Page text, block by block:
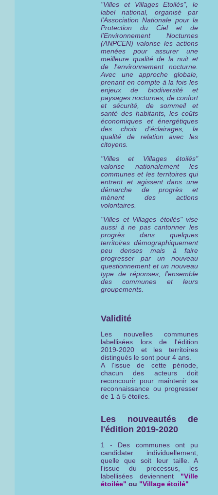
"Villes et Villages Etoilés", le
label national, organisé par
l'Association Nationale pour la
Protection du Ciel et de
l'Environnement Nocturnes
(ANPCEN) valorise les actions
menées pour assurer une
meilleure qualité de la nuit et
de l'environnement nocturne.
Avec une approche globale,
prenant en compte à la fois les
enjeux de biodiversité et
paysages nocturnes, de confort
et sécurité, de sommeil et
santé des habitants, les coûts
économiques et énergétiques
des choix d'éclairages, la
qualité de relation avec les
citoyens.
"Villes et Villages étoilés"
valorise nationalement les
communes et les territoires qui
entrent et agissent dans une
démarche de progrès et
mènent des actions
volontaires.
"Villes et Villages étoilés" vise
aussi à ne pas cantonner les
progrès dans quelques
territoires démographiquement
peu denses mais à faire
progresser par un nouveau
questionnement et un nouveau
type de réponses, l'ensemble
des communes et leurs
groupements.
Validité
Les nouvelles communes
labellisées lors de l'édition
2019-2020 et les territoires
distingués le sont pour 4 ans.
A l'issue de cette période,
chacun des acteurs doit
reconcourir pour maintenir sa
reconnaissance ou progresser
de 1 à 5 étoiles.
Les nouveautés de
l'édition 2019-2020
1 - Des communes ont pu
candidater individuellement,
quelle que soit leur taille. A
l'issue du processus, les
labellisées deviennent "Ville
étoilée" ou "Village étoilé"